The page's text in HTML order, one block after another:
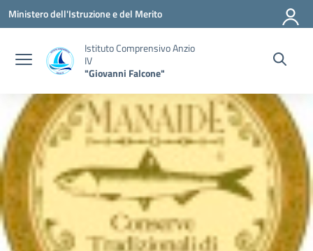
Vai ai contenuti
Vai al menu di navigazione
Vai al footer
Ministero dell'Istruzione e del Merito
Istituto Comprensivo Anzio
IV
"Giovanni Falcone"